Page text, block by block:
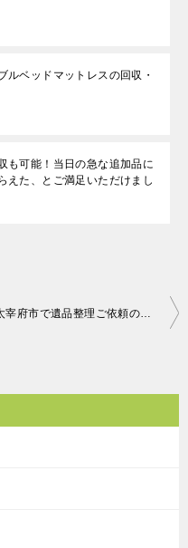
ルベッドマットレスの回収・
も可能！当日の急な追加品に
えた、とご満足いただけまし
太宰府市で遺品整理ご依頼のお客様の声